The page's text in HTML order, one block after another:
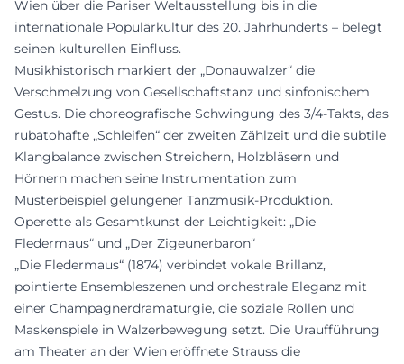
Wien über die Pariser Weltausstellung bis in die
internationale Populärkultur des 20. Jahrhunderts – belegt
seinen kulturellen Einfluss.
Musikhistorisch markiert der „Donauwalzer“ die
Verschmelzung von Gesellschaftstanz und sinfonischem
Gestus. Die choreografische Schwingung des 3/4-Takts, das
rubatohafte „Schleifen“ der zweiten Zählzeit und die subtile
Klangbalance zwischen Streichern, Holzbläsern und
Hörnern machen seine Instrumentation zum
Musterbeispiel gelungener Tanzmusik-Produktion.
Operette als Gesamtkunst der Leichtigkeit: „Die
Fledermaus“ und „Der Zigeunerbaron“
„Die Fledermaus“ (1874) verbindet vokale Brillanz,
pointierte Ensembleszenen und orchestrale Eleganz mit
einer Champagnerdramaturgie, die soziale Rollen und
Maskenspiele in Walzerbewegung setzt. Die Uraufführung
am Theater an der Wien eröffnete Strauss die